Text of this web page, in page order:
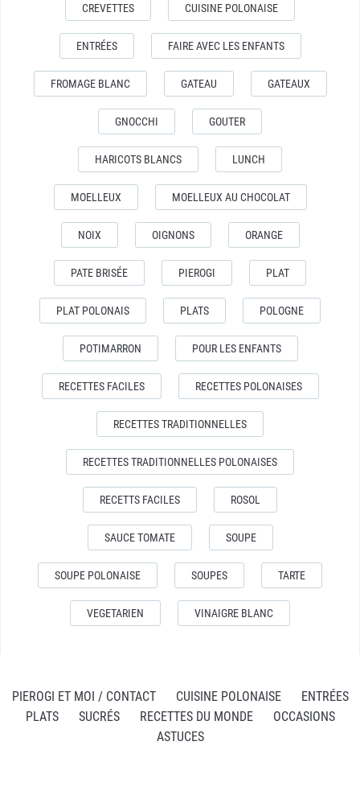
CREVETTES CUISINE POLONAISE
ENTRÉES FAIRE AVEC LES ENFANTS
FROMAGE BLANC GATEAU GATEAUX
GNOCCHI GOUTER
HARICOTS BLANCS LUNCH
MOELLEUX MOELLEUX AU CHOCOLAT
NOIX OIGNONS ORANGE
PATE BRISÉE PIEROGI PLAT
PLAT POLONAIS PLATS POLOGNE
POTIMARRON POUR LES ENFANTS
RECETTES FACILES RECETTES POLONAISES
RECETTES TRADITIONNELLES
RECETTES TRADITIONNELLES POLONAISES
RECETTS FACILES ROSOL
SAUCE TOMATE SOUPE
SOUPE POLONAISE SOUPES TARTE
VEGETARIEN VINAIGRE BLANC
PIEROGI ET MOI / CONTACT CUISINE POLONAISE
ENTRÉES
PLATS
SUCRÉS RECETTES DU MONDE
OCCASIONS
ASTUCES